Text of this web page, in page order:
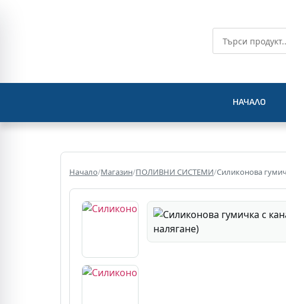
НАЧАЛО
Начало/Магазин/ПОЛИВНИ СИСТЕМИ/Силиконова